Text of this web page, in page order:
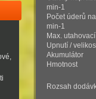
min-1
Počet úderů
min-1
Max.
Upnutí /
Rozsah